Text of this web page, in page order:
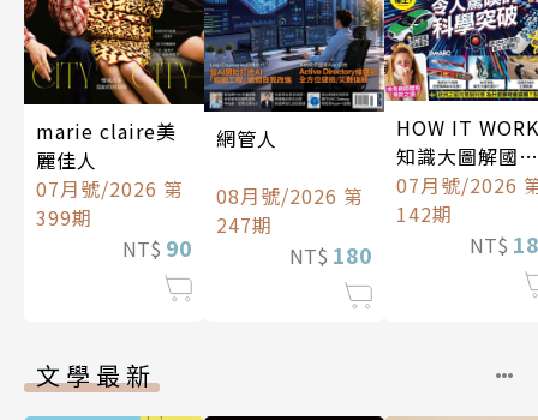
marie claire美
麗佳人
07月號/2026 第
399期
NT$ 90
網管人
08月號/2026 第
247期
NT$ 180
HOW IT
知識大圖解國際
中文版
07月號/2026
142期
NT$
文學最新